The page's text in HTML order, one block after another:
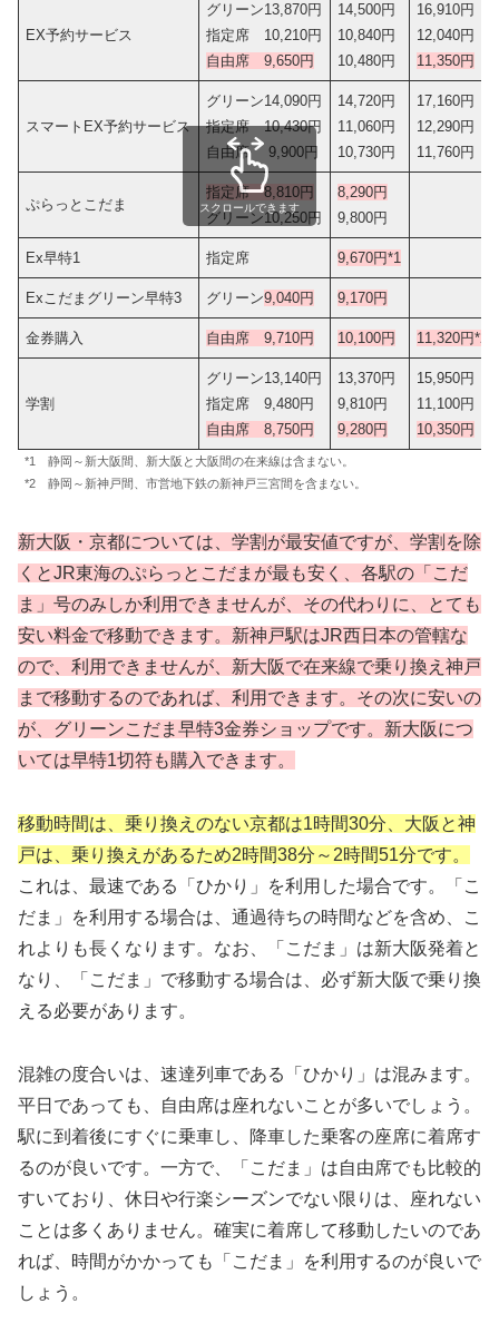
EX予約サービス
グリーン13,870円
指定席 10,210円
自由席 9,650円
14,500円
10,840円
10,480円
16,910円
12,040円
11,350円
スマートEX予約サービス
グリーン14,090円
指定席 10,430円
自由席 9,900円
14,720円
11,060円
10,730円
17,160円
12,290円
11,760円
ぷらっとこだま
指定席 8,810円
グリーン10,250円
8,290円
9,800円
Ex早特1 指定席 9,670円*1
Exこだまグリーン早特3 グリーン9,040円 9,170円
金券購入 自由席 9,710円 10,100円 11,320円*2
学割
グリーン13,140円
指定席 9,480円
自由席 8,750円
13,370円
9,810円
9,280円
15,950円
11,100円
10,350円
スクロールできます
*1 静岡～新大阪間、新大阪と大阪間の在来線は含まない。
*2 静岡～新神戸間、市営地下鉄の新神戸三宮間を含まない。
新大阪・京都については、学割が最安値ですが、学割を除
くとJR東海のぷらっとこだまが最も安く、各駅の「こだ
ま」号のみしか利用できませんが、その代わりに、とても
安い料金で移動できます。新神戸駅はJR西日本の管轄な
ので、利用できませんが、新大阪で在来線で乗り換え神戸
まで移動するのであれば、利用できます。その次に安いの
が、 グリーンこだま早特3金券ショップです。新大阪につ
いては早特1切符も購入できます。
移動時間は、乗り換えのない京都は1時間30分、大阪と神
戸は、乗り換えがあるため2時間38分～2時間51分です。
これは、最速である「ひかり」を利用した場合です。「こ
だま」を利用する場合は、通過待ちの時間などを含め、こ
れよりも長くなります。なお、「こだま」は新大阪発着と
なり、「こだま」で移動する場合は、必ず新大阪で乗り換
える必要があります。
混雑の度合いは、速達列車である「ひかり」は混みます。
平日であっても、自由席は座れないことが多いでしょう。
駅に到着後にすぐに乗車し、降車した乗客の座席に着席す
るのが良いです。一方で、「こだま」は自由席でも比較的
すいており、休日や行楽シーズンでない限りは、座れない
ことは多くありません。確実に着席して移動したいのであ
れば、時間がかかっても「こだま」を利用するのが良いで
しょう。